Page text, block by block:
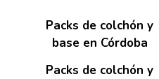
Packs de colchón y
base en Córdoba
Packs de colchón y